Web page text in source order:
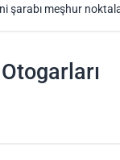
şarabı meşhur